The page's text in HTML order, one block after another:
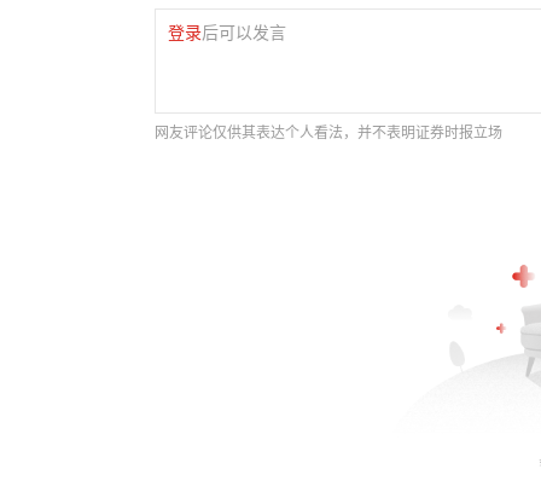
登录后可以发言
网友评论仅供其表达个人看法，并不表明证券时报立场